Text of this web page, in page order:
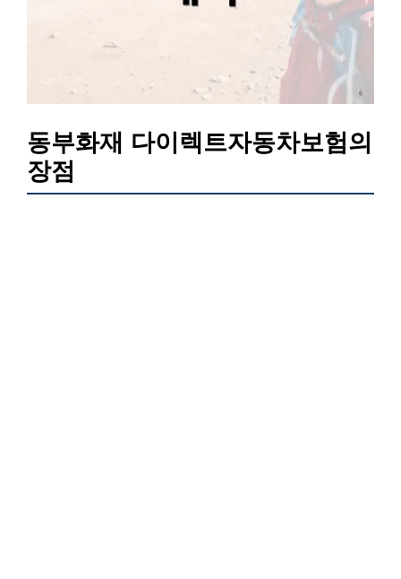
동부화재 다이렉트자동차보험의
장점